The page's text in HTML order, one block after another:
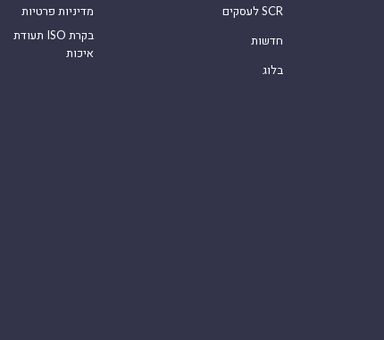
לעסקים SCR
חדשות
בלוג
מדיניות פרטיות
תעודת ISO בקרת
איכות